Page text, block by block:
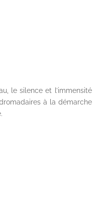
le silence et l’immensité
à la démarche